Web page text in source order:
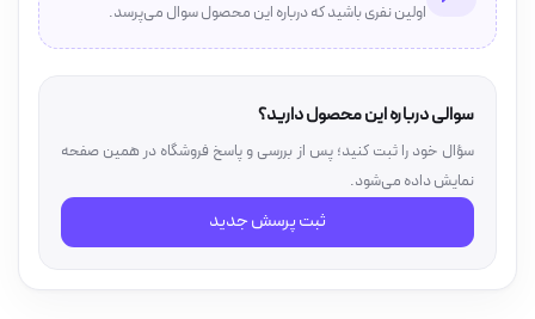
اولین نفری باشید که درباره این محصول سوال می‌پرسد.
سوالی درباره این محصول دارید؟
سؤال خود را ثبت کنید؛ پس از بررسی و پاسخ فروشگاه در همین صفحه
نمایش داده می‌شود.
ثبت پرسش جدید